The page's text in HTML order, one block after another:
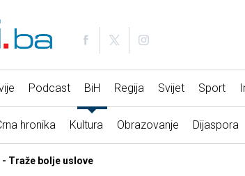
Podcast BiH Regija Svijet Sport
hronika Kultura Obrazovanje Dijaspora
- Traže bolje uslove